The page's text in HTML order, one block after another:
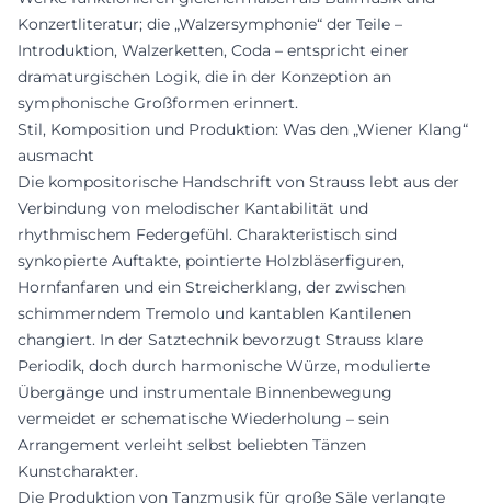
Konzertliteratur; die „Walzersymphonie“ der Teile –
Introduktion, Walzerketten, Coda – entspricht einer
dramaturgischen Logik, die in der Konzeption an
symphonische Großformen erinnert.
Stil, Komposition und Produktion: Was den „Wiener Klang“
ausmacht
Die kompositorische Handschrift von Strauss lebt aus der
Verbindung von melodischer Kantabilität und
rhythmischem Federgefühl. Charakteristisch sind
synkopierte Auftakte, pointierte Holzbläserfiguren,
Hornfanfaren und ein Streicherklang, der zwischen
schimmerndem Tremolo und kantablen Kantilenen
changiert. In der Satztechnik bevorzugt Strauss klare
Periodik, doch durch harmonische Würze, modulierte
Übergänge und instrumentale Binnenbewegung
vermeidet er schematische Wiederholung – sein
Arrangement verleiht selbst beliebten Tänzen
Kunstcharakter.
Die Produktion von Tanzmusik für große Säle verlangte